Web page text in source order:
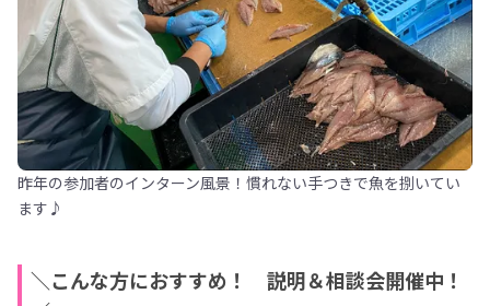
昨年の参加者のインターン風景！慣れない手つきで魚を捌いてい
ます♪
＼こんな方におすすめ！ 説明＆相談会開催中！